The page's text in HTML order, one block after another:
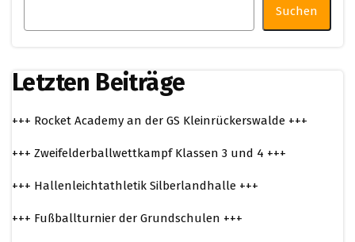
Suchen
Letzten Beiträge
+++ Rocket Academy an der GS Kleinrückerswalde +++
+++ Zweifelderballwettkampf Klassen 3 und 4 +++
+++ Hallenleichtathletik Silberlandhalle +++
+++ Fußballturnier der Grundschulen +++